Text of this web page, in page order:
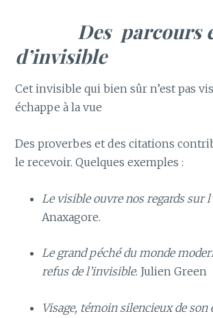
Des parcours
d’invisible
Cet invisible qui bien sûr n’est pas
échappe à la vue
Des proverbes et des citations
le recevoir. Quelques exemples :
Le visible ouvre nos regards sur
Anaxagore.
Le grand péché du monde
refus de l’invisible. Julien Green
Visage, témoin silencieux de son